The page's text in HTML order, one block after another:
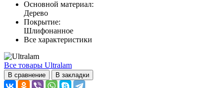
Основной материал:
Дерево
Покрытие:
Шлифонанное
Все характеристики
Все товары Ultralam
В сравнение В закладки